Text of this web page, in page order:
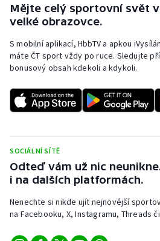
Short track
Sportovní střelba
Triatlon
Veslování
Vodní slalom
Volejbal
Mějte celý sportovní svět
velké obrazovce.
S mobilní aplikací, HbbTV a apkou
máte ČT sport vždy po ruce. Sledujte
bonusový obsah kdekoli a kdykoli.
SOCIÁLNÍ SÍTĚ
Odteď vám už nic
i na dalších platformách.
Nenechte si nikde ujít nejnovější
na Facebooku, X, Instagramu, Threads